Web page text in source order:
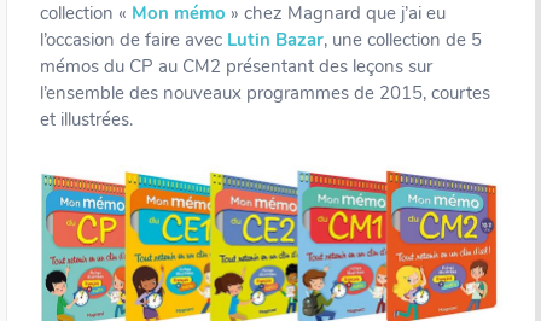
collection « Mon mémo » chez Magnard que j’ai eu
l’occasion de faire avec Lutin Bazar, une collection de 5
mémos du CP au CM2 présentant des leçons sur
l’ensemble des nouveaux programmes de 2015, courtes
et illustrées.